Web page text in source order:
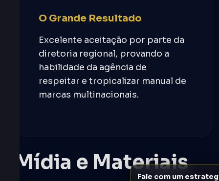
O Grande Resultado
Excelente aceitação por parte da
diretoria regional, provando a
habilidade da agência de
respeitar e tropicalizar manual de
marcas multinacionais.
Mídia e Materiais
Fale com um